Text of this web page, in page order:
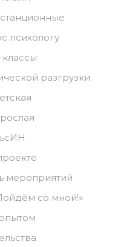
психологу
разгрузки
мероприятий
со мной!»